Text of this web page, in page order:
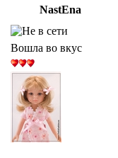
NastEna
Вошла во вкус